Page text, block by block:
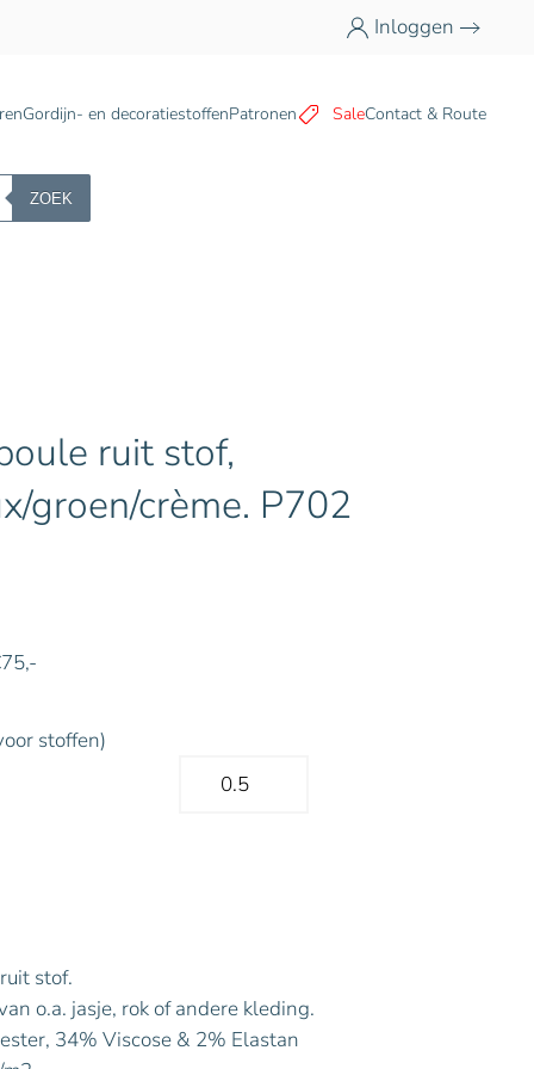
Inloggen
Gordijn- en decoratiestoffenPatronen SaleContact & Route
ZOEK
ruit stof,
groen/crème. P702
stoffen)
stof.
o.a. jasje, rok of andere kleding.
34% Viscose & 2% Elastan